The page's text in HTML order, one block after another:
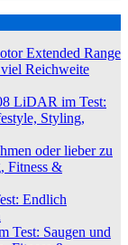
Extended Range
Reichweite
LiDAR im Test:
Styling,
oder lieber zu
Fitness &
Endlich
Test: Saugen und